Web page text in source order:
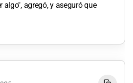
agregó, y aseguró que